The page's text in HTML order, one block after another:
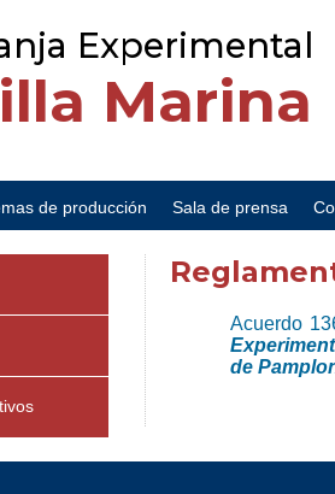
Experimental
Marina
de producción Sala de prensa
Acuerdo
de